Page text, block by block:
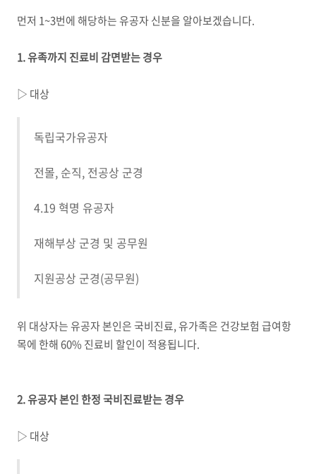
먼저 1~3번에 해당하는 유공자 신분을 알아보겠습니다.
1.유족까지 진료비 감면받는 경우
▷ 대상
독립국가유공자
전몰, 순직, 전공상 군경
4.19 혁명 유공자
재해부상 군경 및 공무원
지원공상 군경(공무원)
위 대상자는 유공자 본인은 국비진료,유가족은 건강보험 급여항
목에 한해60%진료비 할인이 적용됩니다.
2.유공자 본인 한정 국비진료받는 경우
▷ 대상